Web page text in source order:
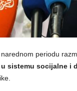
periodu
sistemu socijalne i